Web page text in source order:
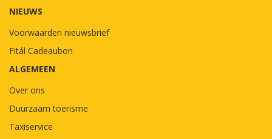
NIEUWS
Voorwaarden nieuwsbrief
Fitál Cadeaubon
ALGEMEEN
Over ons
Duurzaam toerisme
Taxiservice